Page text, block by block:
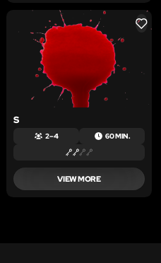
LIKE
S
2 – 4 60 MIN.
VIEW MORE